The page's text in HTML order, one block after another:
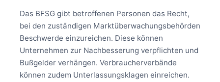
Das BFSG gibt betroffenen Personen das Recht,
bei den zuständigen Marktüberwachungsbehörden
Beschwerde einzureichen. Diese können
Unternehmen zur Nachbesserung verpflichten und
Bußgelder verhängen. Verbraucherverbände
können zudem Unterlassungsklagen einreichen.